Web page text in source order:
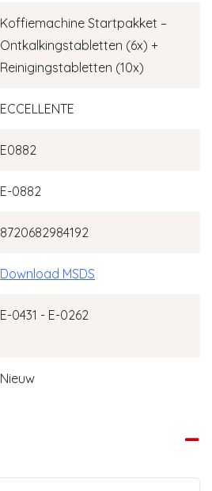
Koffiemachine Startpakket –
Ontkalkingstabletten (6x) +
Reinigingstabletten (10x)
ECCELLENTE
E0882
E-0882
8720682984192
Download MSDS
E-0431 - E-0262
Nieuw